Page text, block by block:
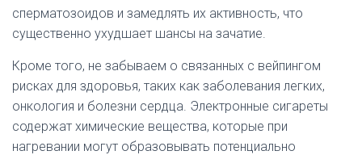
сперматозоидов и замедлять их активность, что
существенно ухудшает шансы на зачатие.
Кроме того, не забываем о связанных с вейпингом
рисках для здоровья, таких как заболевания легких,
онкология и болезни сердца. Электронные сигареты
содержат химические вещества, которые при
нагревании могут образовывать потенциально